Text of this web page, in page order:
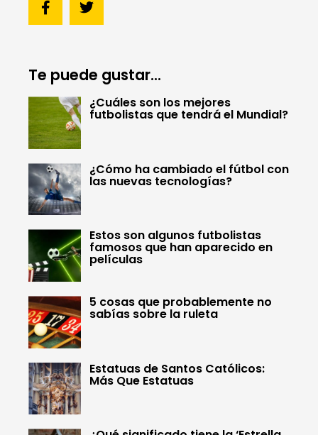
Te puede gustar...
¿Cuáles son los mejores
futbolistas que tendrá el Mundial?
¿Cómo ha cambiado el fútbol con
las nuevas tecnologías?
Estos son algunos futbolistas
famosos que han aparecido en
películas
5 cosas que probablemente no
sabías sobre la ruleta
Estatuas de Santos Católicos:
Más Que Estatuas